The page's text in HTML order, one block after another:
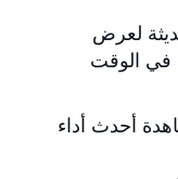
لعرض
في الوقت
أحدث أداء